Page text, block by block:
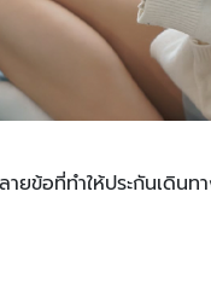
อที่ทำให้ประกันเดินท